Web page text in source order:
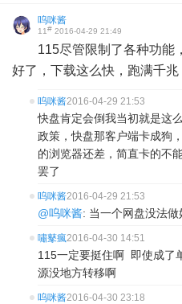
呜咪酱
11# 2016-04-29 21:49
115尽管限制了各种功能
好了，下载这么快，跑满千
呜咪酱2016-04-29 21:53
快盘肯定会倒我当初就是这
政策，快盘那客户端卡成狗
的浏览器还差，简直卡的不
罢了
呜咪酱2016-04-29 21:53
@呜咪酱: 当一个网盘没法
嘯鼕瘋2016-04-30 14:51
115一定要挺住啊 即使成了
源没地方转移啊
呜咪酱2016-04-30 23:18